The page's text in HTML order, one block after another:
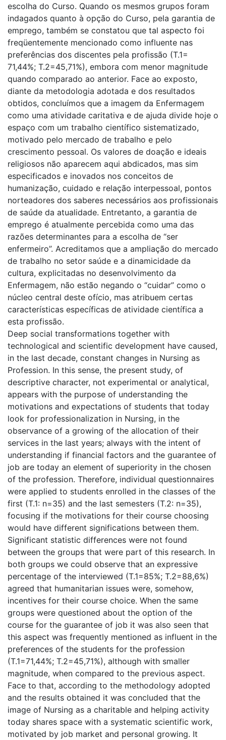
escolha do Curso. Quando os mesmos grupos foram
indagados quanto à opção do Curso, pela garantia de
emprego, também se constatou que tal aspecto foi
freqüentemente mencionado como influente nas
preferências dos discentes pela profissão (T.1=
71,44%; T.2=45,71%), embora com menor magnitude
quando comparado ao anterior. Face ao exposto,
diante da metodologia adotada e dos resultados
obtidos, concluímos que a imagem da Enfermagem
como uma atividade caritativa e de ajuda divide hoje o
espaço com um trabalho científico sistematizado,
motivado pelo mercado de trabalho e pelo
crescimento pessoal. Os valores de doação e ideais
religiosos não aparecem aqui abdicados, mas sim
especificados e inovados nos conceitos de
humanização, cuidado e relação interpessoal, pontos
norteadores dos saberes necessários aos profissionais
de saúde da atualidade. Entretanto, a garantia de
emprego é atualmente percebida como uma das
razões determinantes para a escolha de “ser
enfermeiro”. Acreditamos que a ampliação do mercado
de trabalho no setor saúde e a dinamicidade da
cultura, explicitadas no desenvolvimento da
Enfermagem, não estão negando o “cuidar” como o
núcleo central deste ofício, mas atribuem certas
características específicas de atividade científica a
esta profissão.
Deep social transformations together with
technological and scientific development have caused,
in the last decade, constant changes in Nursing as
Profession. In this sense, the present study, of
descriptive character, not experimental or analytical,
appears with the purpose of understanding the
motivations and expectations of students that today
look for professionalization in Nursing, in the
observance of a growing of the allocation of their
services in the last years; always with the intent of
understanding if financial factors and the guarantee of
job are today an element of superiority in the chosen
of the profession. Therefore, individual questionnaires
were applied to students enrolled in the classes of the
first (T.1: n=35) and the last semesters (T.2: n=35),
focusing if the motivations for their course choosing
would have different significations between them.
Significant statistic differences were not found
between the groups that were part of this research. In
both groups we could observe that an expressive
percentage of the interviewed (T.1=85%; T.2=88,6%)
agreed that humanitarian issues were, somehow,
incentives for their course choice. When the same
groups were questioned about the option of the
course for the guarantee of job it was also seen that
this aspect was frequently mentioned as influent in the
preferences of the students for the profession
(T.1=71,44%; T.2=45,71%), although with smaller
magnitude, when compared to the previous aspect.
Face to that, according to the methodology adopted
and the results obtained it was concluded that the
image of Nursing as a charitable and helping activity
today shares space with a systematic scientific work,
motivated by job market and personal growing. It